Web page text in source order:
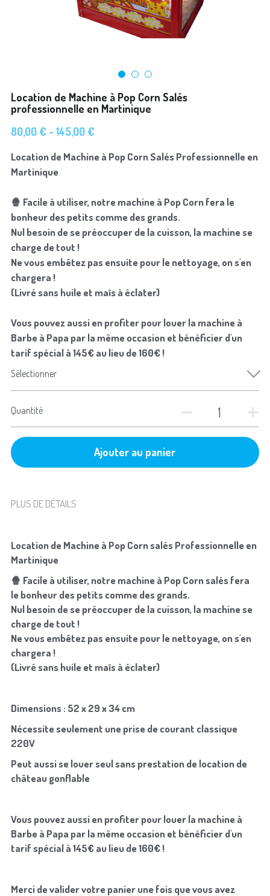
Location de Machine à Pop Corn Salés
professionnelle en Martinique
80,00 € - 145,00 €
Location de Machine à Pop Corn Salés Professionnelle en
Martinique
🍿 Facile à utiliser, notre machine à Pop Corn fera le
bonheur des petits comme des grands.
Nul besoin de se préoccuper de la cuisson, la machine se
charge de tout !
Ne vous embêtez pas ensuite pour le nettoyage, on s'en
chargera !
(Livré sans huile et maïs à éclater)
Vous pouvez aussi en profiter pour louer la machine à
Barbe à Papa par la même occasion et bénéficier d'un
tarif spécial à 145€ au lieu de 160€ !
Sélectionner
Quantité
Ajouter au panier
PLUS DE DÉTAILS
Location de Machine à Pop Corn salés Professionnelle en
Martinique
🍿 Facile à utiliser, notre machine à Pop Corn salés fera
le bonheur des petits comme des grands.
Nul besoin de se préoccuper de la cuisson, la machine se
charge de tout !
Ne vous embêtez pas ensuite pour le nettoyage, on s'en
chargera !
(Livré sans huile et maïs à éclater)
Dimensions : 52 x 29 x 34 cm
Nécessite seulement une prise de courant classique
220V
Peut aussi se louer seul sans prestation de location de
château gonflable
Vous pouvez aussi en profiter pour louer la machine à
Barbe à Papa par la même occasion et bénéficier d'un
tarif spécial à 145€ au lieu de 160€ !
Merci de valider votre panier une fois que vous avez